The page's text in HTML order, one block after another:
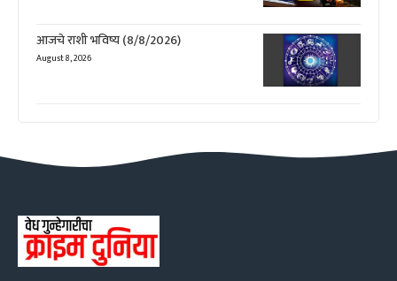
आजचे राशी भविष्य (8/8/2026)
August 8, 2026